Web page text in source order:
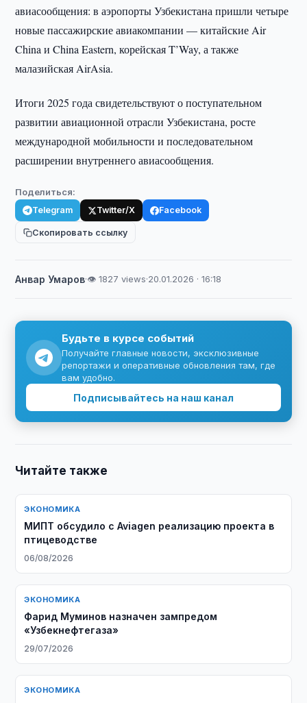
авиасообщения: в аэропорты Узбекистана пришли четыре
новые пассажирские авиакомпании — китайские Air
China и China Eastern, корейская T’Way, а также
малазийская AirAsia.
Итоги 2025 года свидетельствуют о поступательном
развитии авиационной отрасли Узбекистана, росте
международной мобильности и последовательном
расширении внутреннего авиасообщения.
Поделиться:
Telegram Twitter/X Facebook
Скопировать ссылку
Анвар Умаров·👁 1827 views·20.01.2026 · 16:18
Будьте в курсе событий
Получайте главные новости, эксклюзивные
репортажи и оперативные обновления там, где
вам удобно.
Подписывайтесь на наш канал
Читайте также
ЭКОНОМИКА
МИПТ обсудило с Aviagen реализацию проекта в
птицеводстве
06/08/2026
ЭКОНОМИКА
Фарид Муминов назначен зампредом
«Узбекнефтегаза»
29/07/2026
ЭКОНОМИКА